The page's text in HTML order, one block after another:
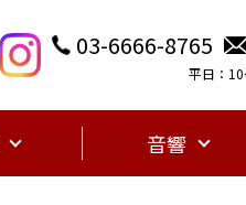
03-6666-8765
平日：
音響